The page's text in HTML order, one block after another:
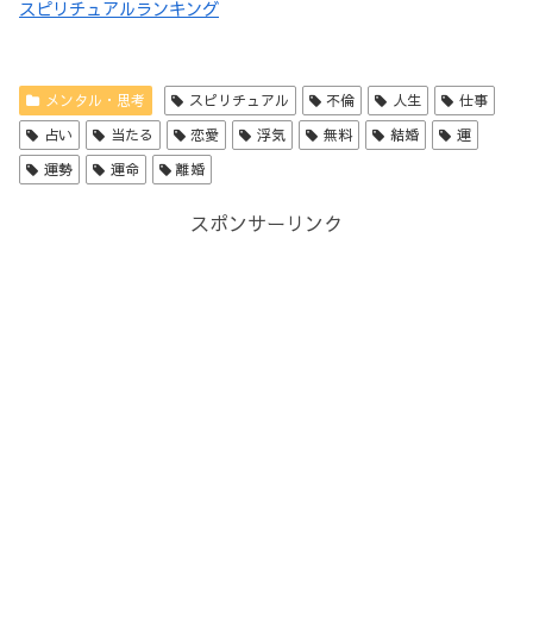
スピリチュアルランキング
メンタル・思考 スピリチュアル 不倫 人生
仕事
占い
当たる 恋愛 浮気 無料 結婚
運
運勢
運命 離婚
スポンサーリンク